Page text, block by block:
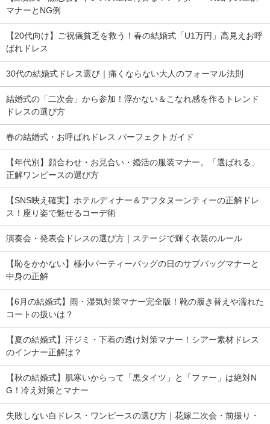
マナーとNG例
【20代向け】ご祝儀貧乏を救う！春の結婚式「U1万円」高見えお呼
ばれドレス
30代の結婚式ドレス選び｜痛くならない大人のフォーマル法則
結婚式の「二次会」から参加！浮かない＆こなれ感を作るトレンド
ドレスの選び方
春の結婚式・お呼ばれドレス パーフェクトガイド
【年代別】顔合わせ・お見合い・婚活の服装マナー。「選ばれる」
正解ワンピースの選び方
【SNS映え確実】ホテルディナー＆アフタヌーンティーの正解ドレ
ス！座り姿で魅せるコーデ術
演奏会・発表会ドレスの選び方｜ステージで輝く衣装のルール
【恥をかかない】極小パーティーバッグの日のサブバッグマナーと
中身の正解
【6月の結婚式】雨・湿気対策マナー完全版！靴の履き替えや濡れた
コートの扱いは？
【夏の結婚式】汗ジミ・下着の透け対策マナー！シアー素材ドレス
のインナー正解は？
【秋の結婚式】肌寒いからって「黒タイツ」と「ファー」は絶対N
G！冷え対策とマナー
失敗しない白ドレス・ワンピースの選び方｜花嫁二次会・前撮り・